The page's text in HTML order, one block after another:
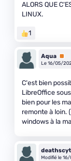
ALORS QUE
LINUX.
1
Aqua
Le 16/05/
C'est bien
LibreOffice
bien pour les
remonte à loin.
windows à la
Modifié le